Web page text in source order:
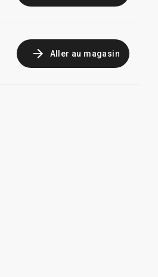
Aller au magasin